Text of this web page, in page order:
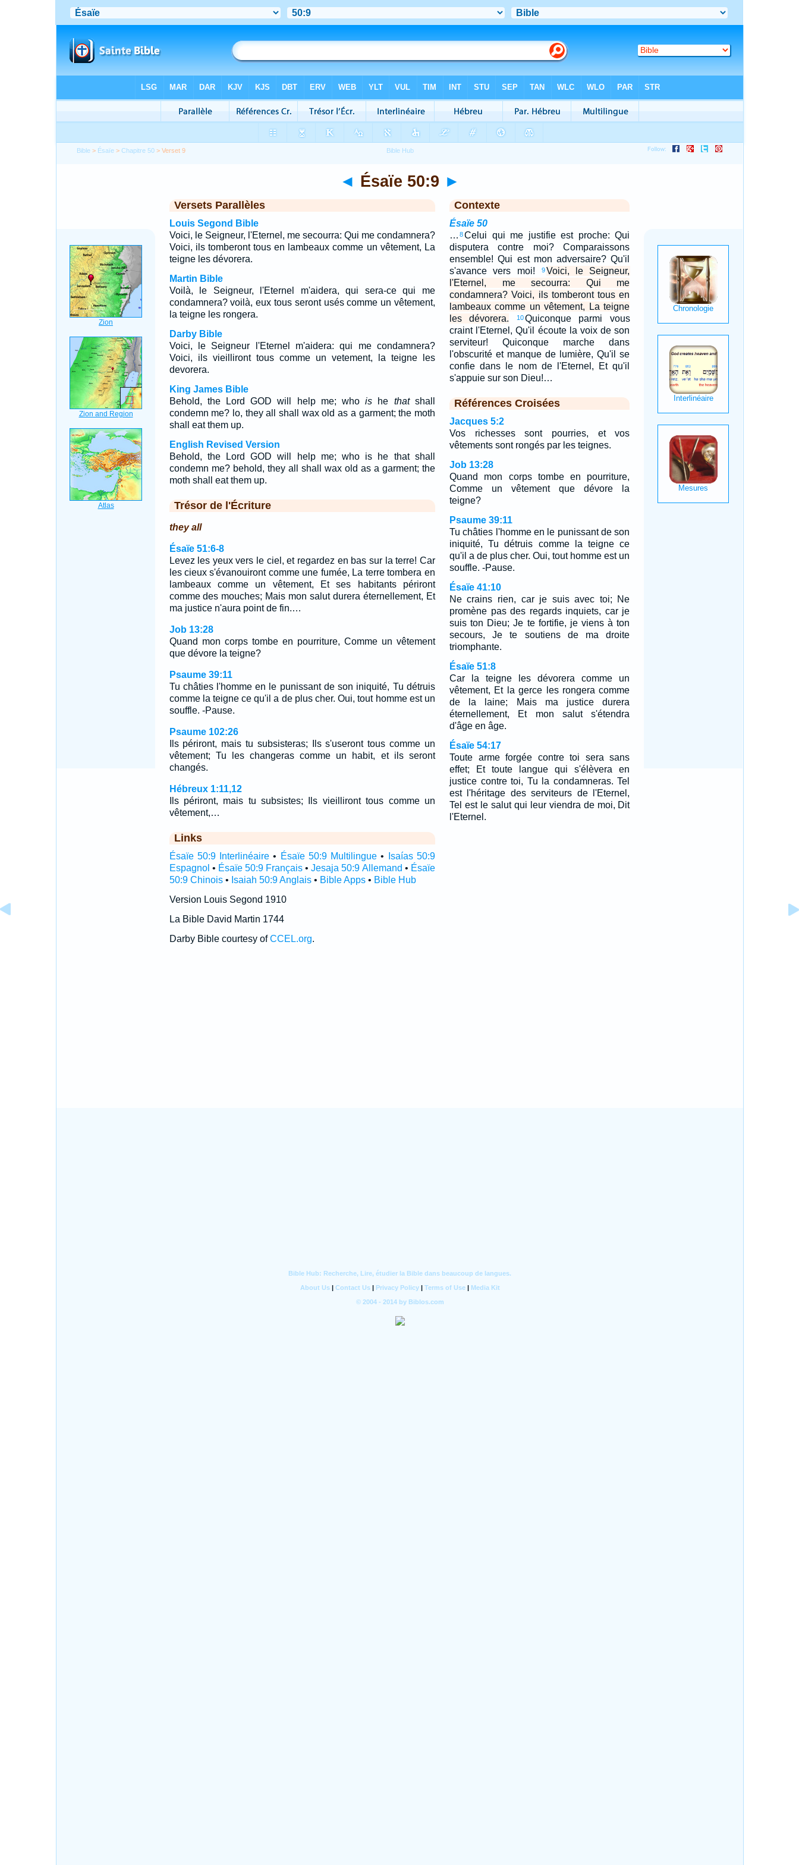
Bible > Ésaïe >Chapitre 50 > Verset 9
◄ Ésaïe 50:9 ►
Versets Parallèles
Louis Segond Bible
Voici, le Seigneur, l'Eternel, me secourra: Qui me condamnera?
Voici, ils tomberont tous en lambeaux comme un vêtement, La
teigne les dévorera.
Martin Bible
Voilà, le Seigneur, l'Eternel m'aidera, qui sera-ce qui me
condamnera? voilà, eux tous seront usés comme un vêtement,
la teigne les rongera.
Darby Bible
Voici, le Seigneur l'Eternel m'aidera: qui me condamnera?
Voici, ils vieilliront tous comme un vetement, la teigne les
devorera.
King James Bible
Behold, the Lord GOD will help me; whois he thatshall
condemn me? lo, they all shall wax old as a garment; the moth
shall eat them up.
English Revised Version
Behold, the Lord GOD will help me; who is he that shall
condemn me? behold, they all shall wax old as a garment; the
moth shall eat them up.
Trésor de l'Écriture
they all
Ésaïe 51:6-8
Levez les yeux vers le ciel, et regardez en bas sur la terre! Car
les cieux s'évanouiront comme une fumée, La terre tombera en
lambeaux comme un vêtement, Et ses habitants périront
comme des mouches; Mais mon salut durera éternellement, Et
ma justice n'aura point de fin.…
Job 13:28
Quand mon corps tombe en pourriture, Comme un vêtement
que dévore la teigne?
Psaume 39:11
Tu châties l'homme en le punissant de son iniquité, Tu détruis
comme la teigne ce qu'il a de plus cher. Oui, tout homme est un
souffle. -Pause.
Psaume 102:26
Ils périront, mais tu subsisteras; Ils s'useront tous comme un
vêtement; Tu les changeras comme un habit, et ils seront
changés.
Hébreux 1:11,12
Ils périront, mais tu subsistes; Ils vieilliront tous comme un
vêtement,…
Links
Ésaïe 50:9 Interlinéaire • Ésaïe 50:9 Multilingue •
Isaías 50:9
Espagnol • Ésaïe 50:9 Français •Jesaja 50:9 Allemand • Ésaïe
50:9 Chinois• Isaiah 50:9 Anglais• Bible Apps• Bible Hub
Version Louis Segond 1910
La Bible David Martin 1744
Darby Bible courtesy ofCCEL.org.
Contexte
Ésaïe 50
… 8Celui qui me justifie est proche: Qui
disputera contre moi? Comparaissons
ensemble! Qui est mon adversaire? Qu'il
s'avance vers moi!
9Voici, le Seigneur,
l'Eternel, me secourra: Qui me
condamnera? Voici, ils tomberont tous en
lambeaux comme un vêtement, La teigne
les dévorera.
10Quiconque parmi vous
craint l'Eternel, Qu'il écoute la voix de son
serviteur! Quiconque marche dans
l'obscurité et manque de lumière, Qu'il se
confie dans le nom de l'Eternel, Et qu'il
s'appuie sur son Dieu!…
Références Croisées
Jacques 5:2
Vos richesses sont pourries, et vos
vêtements sont rongés par les teignes.
Job 13:28
Quand mon corps tombe en pourriture,
Comme un vêtement que dévore la
teigne?
Psaume 39:11
Tu châties l'homme en le punissant de son
iniquité, Tu détruis comme la teigne ce
qu'il a de plus cher. Oui, tout homme est un
souffle. -Pause.
Ésaïe 41:10
Ne crains rien, car je suis avec toi; Ne
promène pas des regards inquiets, car je
suis ton Dieu; Je te fortifie, je viens à ton
secours, Je te soutiens de ma droite
triomphante.
Ésaïe 51:8
Car la teigne les dévorera comme un
vêtement, Et la gerce les rongera comme
de la laine; Mais ma justice durera
éternellement, Et mon salut s'étendra
d'âge en âge.
Ésaïe 54:17
Toute arme forgée contre toi sera sans
effet; Et toute langue qui s'élèvera en
justice contre toi, Tu la condamneras. Tel
est l'héritage des serviteurs de l'Eternel,
Tel est le salut qui leur viendra de moi, Dit
l'Eternel.